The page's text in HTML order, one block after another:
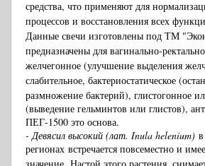
средства, что применяют для
процессов и восстановления всех
Данные свечи изготовлены под ТМ
предназначены для вагинально-
желчегонное (улучшение выделения
слабительное, бактериостатическое
размножение бактерий), глистогонное
(выведение гельминтов или глистов),
ПЕГ-1500 это основа.
- Девясил высокий (лат. Inula helenium)
регионах встречается повсеместно и